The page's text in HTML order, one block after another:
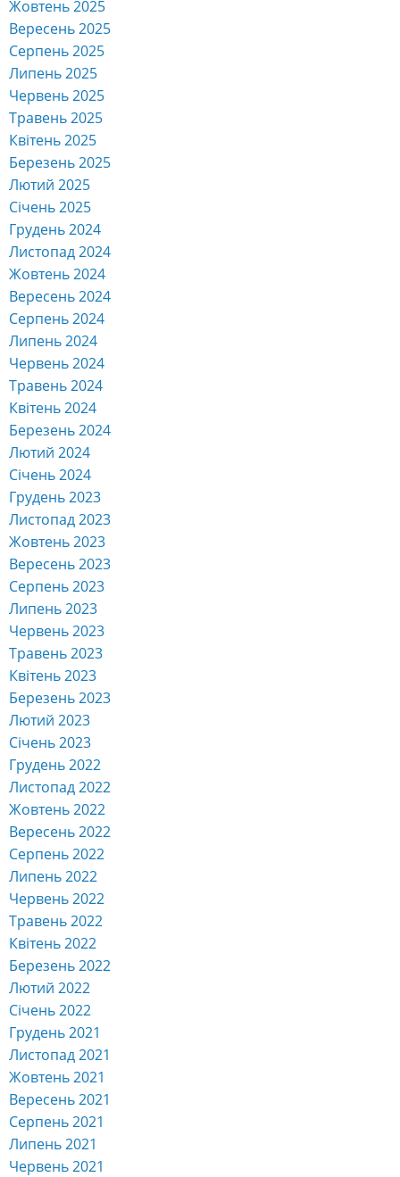
Жовтень 2025
Вересень 2025
Серпень 2025
Липень 2025
Червень 2025
Травень 2025
Квітень 2025
Березень 2025
Лютий 2025
Січень 2025
Грудень 2024
Листопад 2024
Жовтень 2024
Вересень 2024
Серпень 2024
Липень 2024
Червень 2024
Травень 2024
Квітень 2024
Березень 2024
Лютий 2024
Січень 2024
Грудень 2023
Листопад 2023
Жовтень 2023
Вересень 2023
Серпень 2023
Липень 2023
Червень 2023
Травень 2023
Квітень 2023
Березень 2023
Лютий 2023
Січень 2023
Грудень 2022
Листопад 2022
Жовтень 2022
Вересень 2022
Серпень 2022
Липень 2022
Червень 2022
Травень 2022
Квітень 2022
Березень 2022
Лютий 2022
Січень 2022
Грудень 2021
Листопад 2021
Жовтень 2021
Вересень 2021
Серпень 2021
Липень 2021
Червень 2021